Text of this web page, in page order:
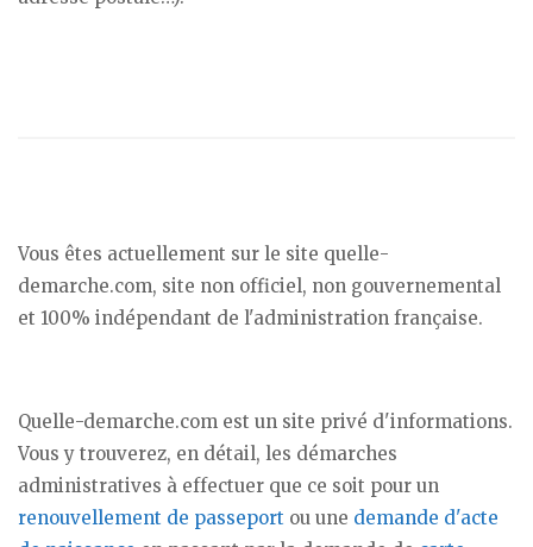
Vous êtes actuellement sur le site quelle-
demarche.com, site non officiel, non gouvernemental
et 100% indépendant de l'administration française.
Quelle-demarche.com est un site privé d'informations.
Vous y trouverez, en détail, les démarches
administratives à effectuer que ce soit pour un
renouvellement de passeport ou une demande d'acte